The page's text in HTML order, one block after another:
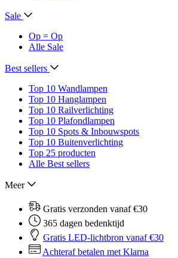
Sale
Op = Op
Alle Sale
Best sellers
Top 10 Wandlampen
Top 10 Hanglampen
Top 10 Railverlichting
Top 10 Plafondlampen
Top 10 Spots & Inbouwspots
Top 10 Buitenverlichting
Top 25 producten
Alle Best sellers
Meer
Gratis verzonden vanaf €30
365 dagen bedenktijd
Gratis LED-lichtbron vanaf €30
Achteraf betalen met Klarna